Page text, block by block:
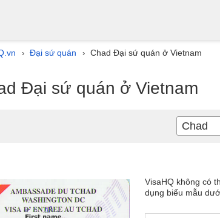
› Đại sứ quán › Chad Đại sứ quán ở Vietnam
Đại sứ quán ở Vietnam
VisaHQ không có
dụng biểu mẫu
Chad